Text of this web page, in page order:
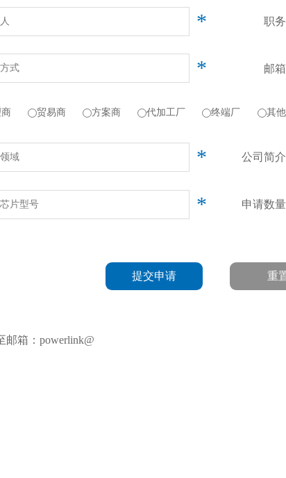
* 职务
* 邮箱
贸易商 方案商 代加工厂 终端厂 其他
* 公司简介
* 申请数量
提交申请 重
箱：powerlink@